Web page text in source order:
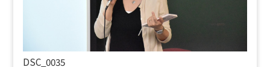
DSC_0035